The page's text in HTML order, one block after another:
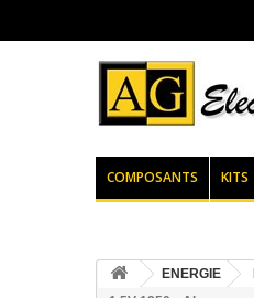
COMPOSANTS KITS
ENERGIE